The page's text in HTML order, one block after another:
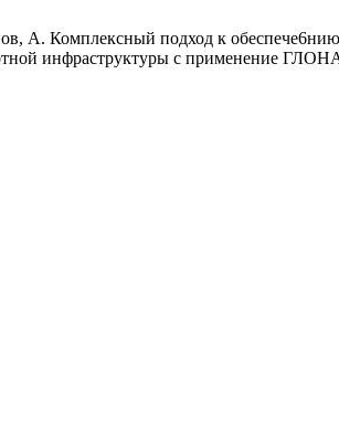
А. Комплексный подход к
инфраструктуры с применение